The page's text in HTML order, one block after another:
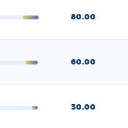
80.00
60.00
30.00